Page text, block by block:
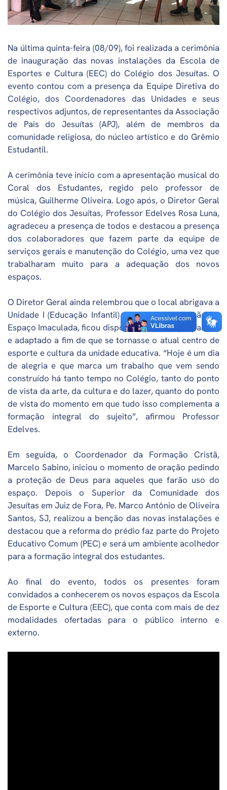
Na última quinta-feira (08/09), foi realizada a cerimônia
de inauguração das novas instalações da Escola de
Esportes e Cultura (EEC) do Colégio dos Jesuítas. O
evento contou com a presença da Equipe Diretiva do
Colégio, dos Coordenadores das Unidades e seus
respectivos adjuntos, de representantes da Associação
de Pais do Jesuítas (APJ), além de membros da
comunidade religiosa, do núcleo artístico e do Grêmio
Estudantil.
A cerimônia teve início com a apresentação musical do
Coral dos Estudantes, regido pelo professor de
música, Guilherme Oliveira. Logo após, o Diretor Geral
do Colégio dos Jesuítas, Professor Edelves Rosa Luna,
agradeceu a presença de todos e destacou a presença
dos colaboradores que fazem parte da equipe de
serviços gerais e manutenção do Colégio, uma vez que
trabalharam muito para a adequação dos novos
espaços.
O Diretor Geral ainda relembrou que o local abrigava a
Unidade I (Educação Infantil) e, após a construção do
Espaço Imaculada, ficou disponível para ser preparado
e adaptado a fim de que se tornasse o atual centro de
esporte e cultura da unidade educativa. “Hoje é um dia
de alegria e que marca um trabalho que vem sendo
construído há tanto tempo no Colégio, tanto do ponto
de vista da arte, da cultura e do lazer, quanto do ponto
de vista do momento em que tudo isso complementa a
formação integral do sujeito”, afirmou Professor
Edelves.
Em seguida, o Coordenador da Formação Cristã,
Marcelo Sabino, iniciou o momento de oração pedindo
a proteção de Deus para aqueles que farão uso do
espaço. Depois o Superior da Comunidade dos
Jesuítas em Juiz de Fora, Pe. Marco Antônio de Oliveira
Santos, SJ, realizou a benção das novas instalações e
destacou que a reforma do prédio faz parte do Projeto
Educativo Comum (PEC) e será um ambiente acolhedor
para a formação integral dos estudantes.
Ao final do evento, todos os presentes foram
convidados a conhecerem os novos espaços da Escola
de Esporte e Cultura (EEC), que conta com mais de dez
modalidades ofertadas para o público interno e
externo.